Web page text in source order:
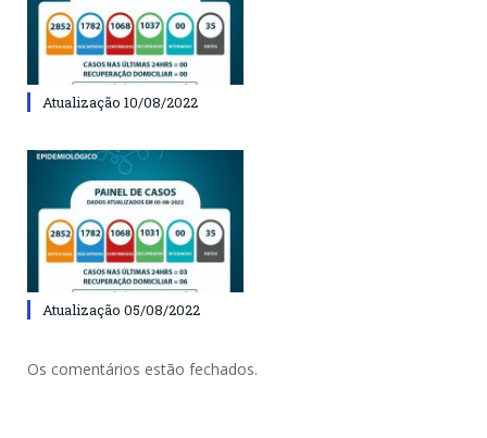
Atualização 10/08/2022
Atualização 05/08/2022
Os comentários estão fechados.